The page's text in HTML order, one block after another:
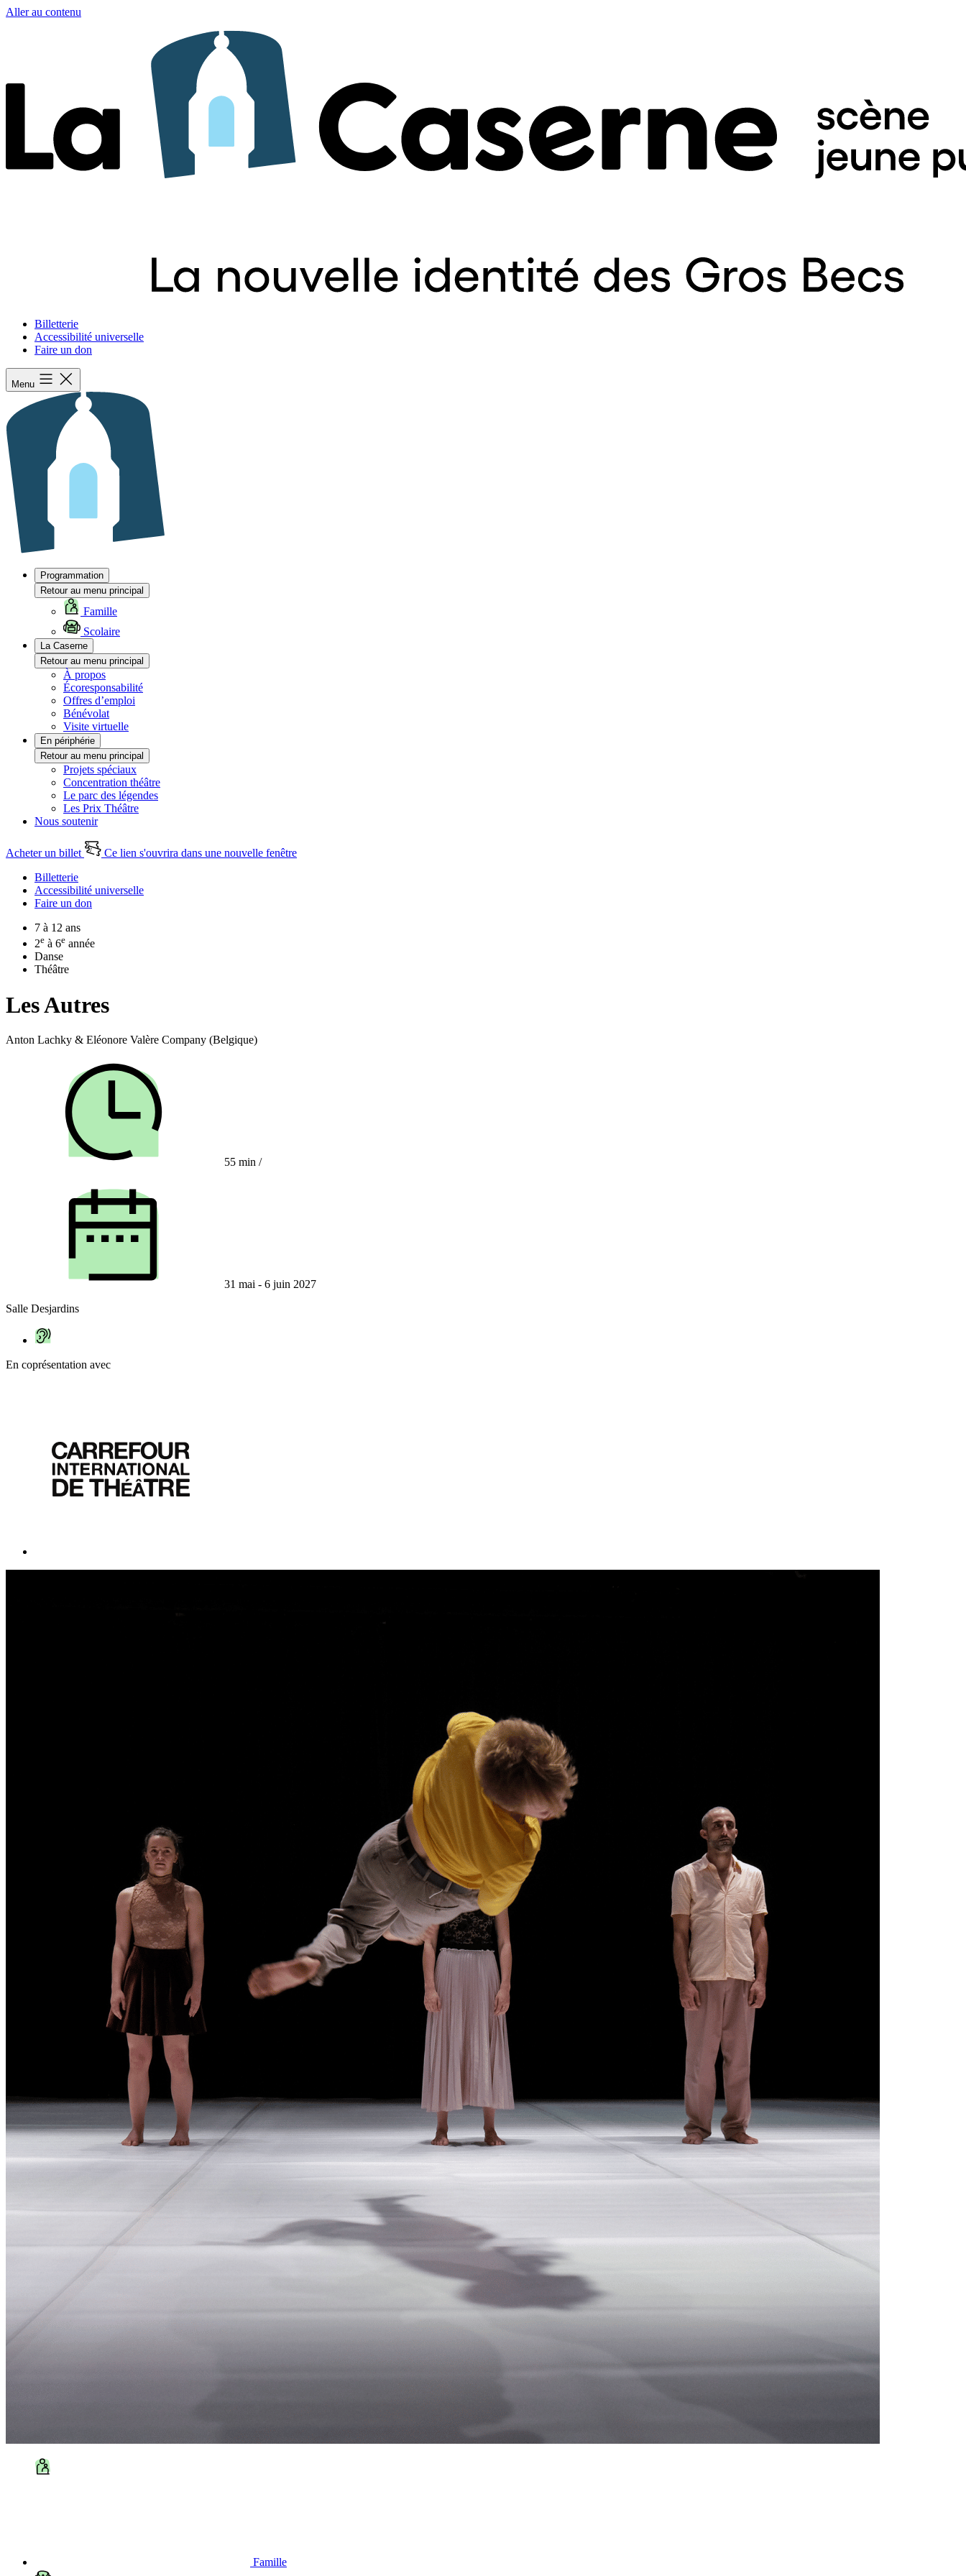
Aller au contenu
Billetterie
Accessibilité universelle
Faire un don
Menu
Programmation
Retour au menu principal
Famille
Scolaire
La Caserne
Retour au menu principal
À propos
Écoresponsabilité
Offres d’emploi
Bénévolat
Visite virtuelle
En périphérie
Retour au menu principal
Projets spéciaux
Concentration théâtre
Le parc des légendes
Les Prix Théâtre
Nous soutenir
Acheter un billet
Ce lien s'ouvrira dans une nouvelle fenêtre
Billetterie
Accessibilité universelle
Faire un don
7 à 12 ans
2e à 6e année
Danse
Théâtre
Les Autres
Anton Lachky & Eléonore Valère Company (Belgique)
55 min /
31 mai - 6 juin 2027
Salle Desjardins
En coprésentation avec
Famille